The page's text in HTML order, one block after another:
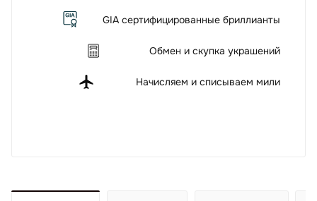
GIA сертифицированные бриллианты
Обмен и скупка украшений
Начисляем и списываем мили